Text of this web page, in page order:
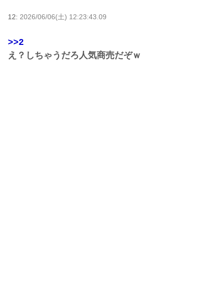
12: 2026/06/06(土) 12:23:43.09
>>2
え？しちゃうだろ人気商売だぞｗ